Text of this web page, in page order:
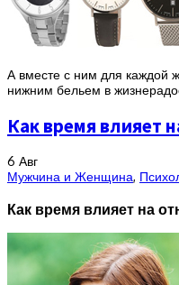
А вместе с ним для каждой
нижним бельем в
Как время влияет
6 Авг
Мужчина и Женщина,
Как время влияет на